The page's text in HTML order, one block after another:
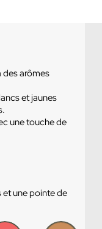
des arômes
et jaunes
une touche de
une pointe de